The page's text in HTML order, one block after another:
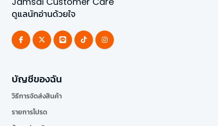
ดูแลนักอ่านด้วยใจ
บัญชีของฉัน
วิธีการจัดส่งสินค้า
รายการโปรด